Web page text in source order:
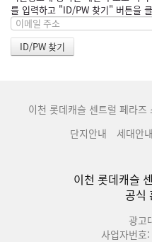
를 입력하고 "ID/PW 찾기" 버튼을
이천 롯데캐슬 센트럴 페라즈
단지안내
세대안내
이천 롯데캐슬
공식
광고
사업자번